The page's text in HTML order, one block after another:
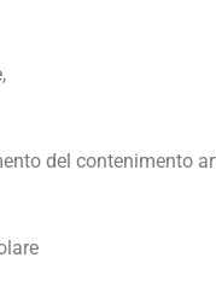
del contenimento